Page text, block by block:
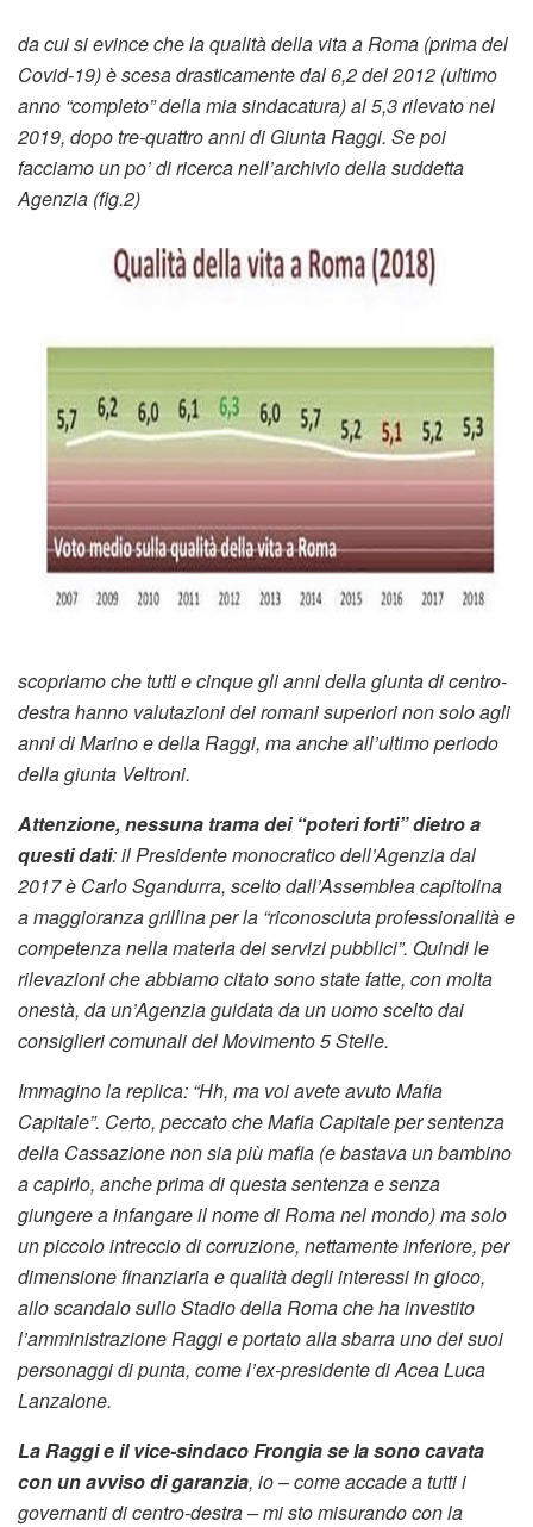
da cui si evince che la qualità della vita a Roma (prima del
Covid-19) è scesa drasticamente dal 6,2 del 2012 (ultimo
anno “completo” della mia sindacatura) al 5,3 rilevato nel
2019, dopo tre-quattro anni di Giunta Raggi. Se poi
facciamo un po’ di ricerca nell’archivio della suddetta
Agenzia (fig.2)
scopriamo che tutti e cinque gli anni della giunta di centro-
destra hanno valutazioni dei romani superiori non solo agli
anni di Marino e della Raggi, ma anche all’ultimo periodo
della giunta Veltroni.
Attenzione, nessuna trama dei “poteri forti” dietro a
questi dati: il Presidente monocratico dell’Agenzia dal
2017 è Carlo Sgandurra, scelto dall’Assemblea capitolina
a maggioranza grillina per la “riconosciuta professionalità e
competenza nella materia dei servizi pubblici”. Quindi le
rilevazioni che abbiamo citato sono state fatte, con molta
onestà, da un’Agenzia guidata da un uomo scelto dai
consiglieri comunali del Movimento 5 Stelle.
Immagino la replica: “Hh, ma voi avete avuto Mafia
Capitale”. Certo, peccato che Mafia Capitale per sentenza
della Cassazione non sia più mafia (e bastava un bambino
a capirlo, anche prima di questa sentenza e senza
giungere a infangare il nome di Roma nel mondo) ma solo
un piccolo intreccio di corruzione, nettamente inferiore, per
dimensione finanziaria e qualità degli interessi in gioco,
allo scandalo sullo Stadio della Roma che ha investito
l’amministrazione Raggi e portato alla sbarra uno dei suoi
personaggi di punta, come l’ex-presidente di Acea Luca
Lanzalone.
La Raggi e il vice-sindaco Frongia se la sono cavata
con un avviso di garanzia, io – come accade a tutti i
governanti di centro-destra – mi sto misurando con la